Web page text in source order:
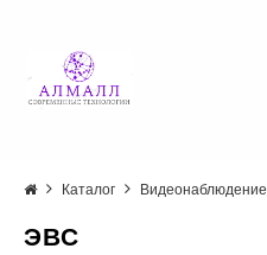
Каталог Видеонаблюдение
ЭВС